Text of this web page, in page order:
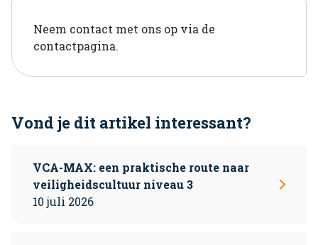
Neem contact met ons op via de
contactpagina.
Vond je dit artikel interessant?
VCA-MAX: een praktische route naar
veiligheidscultuur niveau 3
10 juli 2026